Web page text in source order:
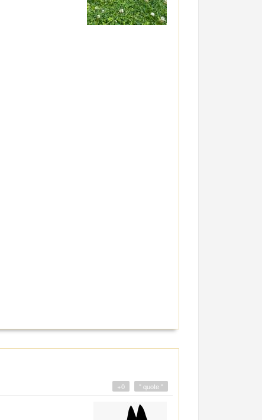
" quote "
+0